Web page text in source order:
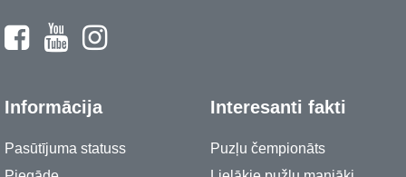
Informācija
Pasūtījuma statuss
Interesanti fakti
Puzļu čempionāts